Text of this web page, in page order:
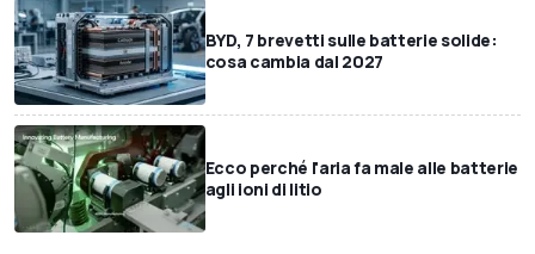
BYD, 7 brevetti sulle batterie solide:
cosa cambia dal 2027
Ecco perché l'aria fa male alle batterie
agli ioni di litio